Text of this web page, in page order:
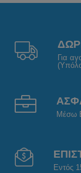
Για
Μέσω
Εντός